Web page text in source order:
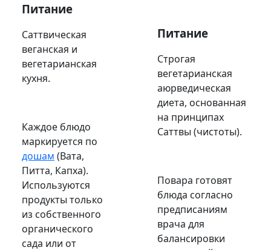
Питание
Саттвическая
веганская и
вегетарианская
кухня.
Каждое блюдо
маркируется по
дошам (Вата,
Питта, Капха).
Используются
продукты только
из собственного
органического
сада или от
Питание
Строгая
вегетарианская
аюрведическая
диета, основанная
на принципах
Саттвы (чистоты).
Повара готовят
блюда согласно
предписаниям
врача для
балансировки